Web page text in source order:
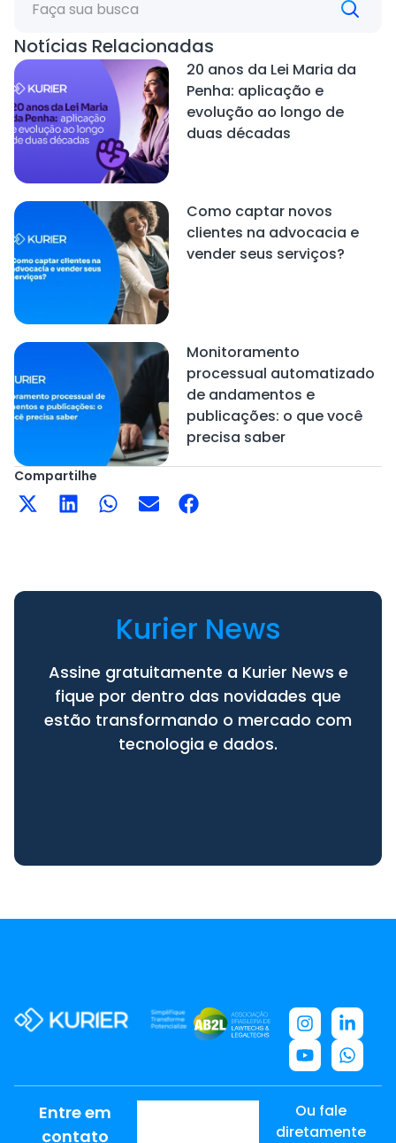
Notícias Relacionadas
20 anos da Lei Maria da
Penha: aplicação e
evolução ao longo de
duas décadas
Como captar novos
clientes na advocacia e
vender seus serviços?
Monitoramento
processual automatizado
de andamentos e
publicações: o que você
precisa saber
Compartilhe
Kurier News
Assine gratuitamente a Kurier News e
fique por dentro das novidades que
estão transformando o mercado com
tecnologia e dados.
Entre em
contato
Ou fale
diretamente